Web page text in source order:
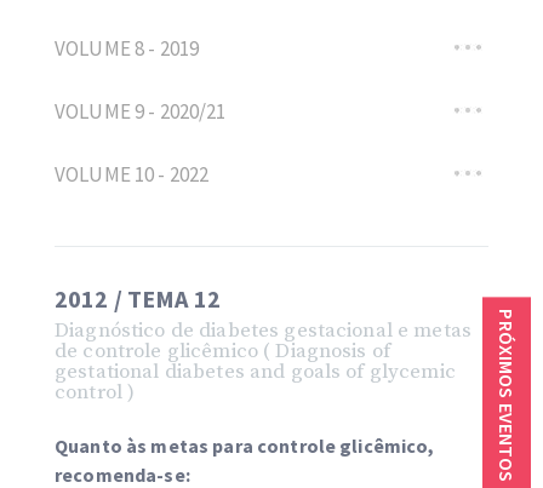
VOLUME 8 - 2019
VOLUME 9 - 2020/21
VOLUME 10 - 2022
2012 / TEMA 12
Diagnóstico de diabetes gestacional e metas
de controle glicêmico ( Diagnosis of
gestational diabetes and goals of glycemic
control )
Quanto às metas para controle glicêmico,
recomenda-se:
PRÓXIMOS EVENTOS